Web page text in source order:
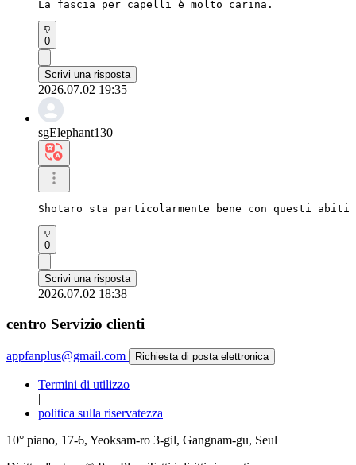
La fascia per capelli è molto carina.
0
Scrivi una risposta
2026.07.02 19:35
sgElephant130
Shotaro sta particolarmente bene con questi
0
Scrivi una risposta
2026.07.02 18:38
centro Servizio clienti
appfanplus@gmail.com Richiesta di posta elettronica
Termini di utilizzo
|
politica sulla riservatezza
10° piano, 17-6, Yeoksam-ro 3-gil, Gangnam-gu, Seul